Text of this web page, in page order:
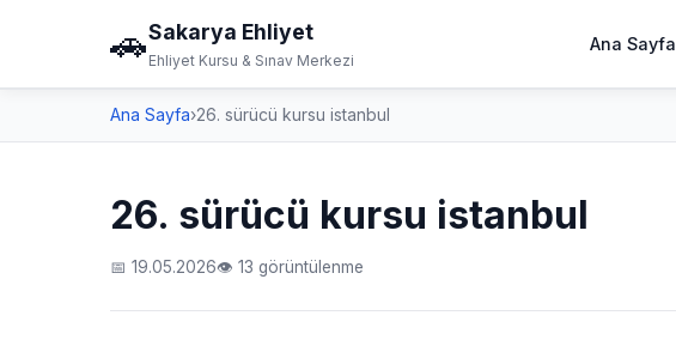
🚗Sakarya Ehliyet
Ehliyet Kursu & Sınav Merkezi
Ana Sayfa
Ana Sayfa›26. sürücü kursu istanbul
26. sürücü kursu istanbul
📅 19.05.2026👁 13 görüntülenme